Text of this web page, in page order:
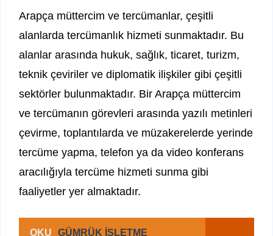
Arapça müttercim ve tercümanlar, çeşitli
alanlarda tercümanlık hizmeti sunmaktadır. Bu
alanlar arasında hukuk, sağlık, ticaret, turizm,
teknik çeviriler ve diplomatik ilişkiler gibi çeşitli
sektörler bulunmaktadır. Bir Arapça müttercim
ve tercümanın görevleri arasında yazılı metinleri
çevirme, toplantılarda ve müzakerelerde yerinde
tercüme yapma, telefon ya da video konferans
aracılığıyla tercüme hizmeti sunma gibi
faaliyetler yer almaktadır.
OKU GÜMRÜK İŞLETME